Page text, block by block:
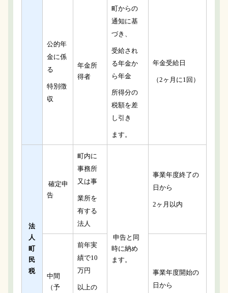
公的年
金に係
る
特別徴
収
年金所
得者
町からの
通知に基
づき、
受給され
る年金か
ら年金
所得分の
税額を差
し引き
ます。
年金受給日
（2ヶ月に1回）
法
人
町
民
税
確定申
告
町内に
事務所
又は事
業所を
有する
法人
申告と同
時に納め
ます。
事業年度終了の
日から
2ヶ月以内
中間
（予
前年実
績で10
万円
以上の
事業年度開始の
日から